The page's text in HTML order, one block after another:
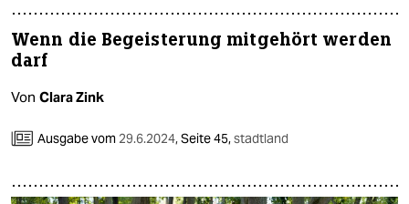
Wenn die Begeisterung mitgehört werden
darf
Von Clara Zink
Ausgabe vom 29.6.2024,Seite 45,stadtland